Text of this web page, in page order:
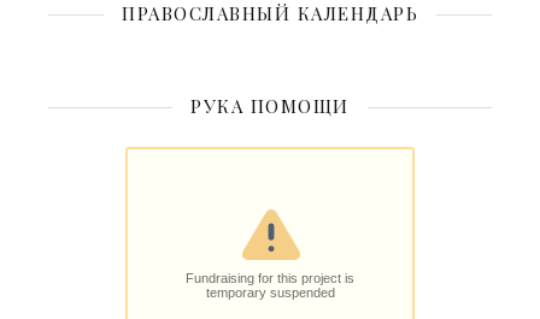
ПРАВОСЛАВНЫЙ КАЛЕНДАРЬ
РУКА ПОМОЩИ